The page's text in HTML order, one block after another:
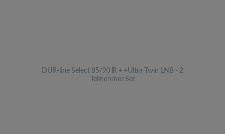
DUR-line Select 85/90 R + +Ultra Twin LNB - 2
Teilnehmer Set